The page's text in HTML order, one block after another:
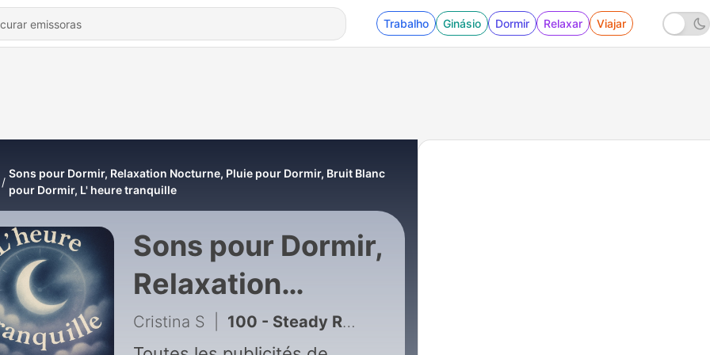
Trabalho Ginásio Dormir Relaxar Viajar
Sons pour Dormir, Relaxation Nocturne, Pluie pour Dormir, Bruit Blanc
pour Dormir, L' heure tranquille
Sons pour Dormir,
Relaxation
Nocturne, Pluie
Cristina S 100 - Steady Rain for Effortless Relaxation and Sleep (10 Hours)